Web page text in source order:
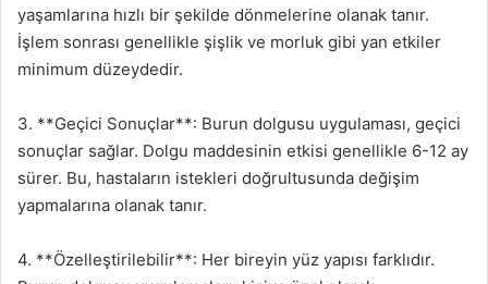
yaşamlarına hızlı bir şekilde dönmelerine olanak tanır.
İşlem sonrası genellikle şişlik ve morluk gibi yan etkiler
minimum düzeydedir.
3. **Geçici Sonuçlar**: Burun dolgusu uygulaması, geçici
sonuçlar sağlar. Dolgu maddesinin etkisi genellikle 6-12 ay
sürer. Bu, hastaların istekleri doğrultusunda değişim
yapmalarına olanak tanır.
4. **Özelleştirilebilir**: Her bireyin yüz yapısı farklıdır.